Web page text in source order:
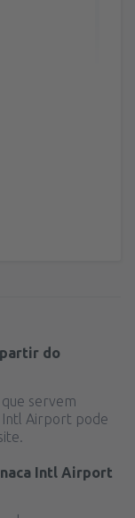
partir do
servem
Intl Airport pode
Intl Airport